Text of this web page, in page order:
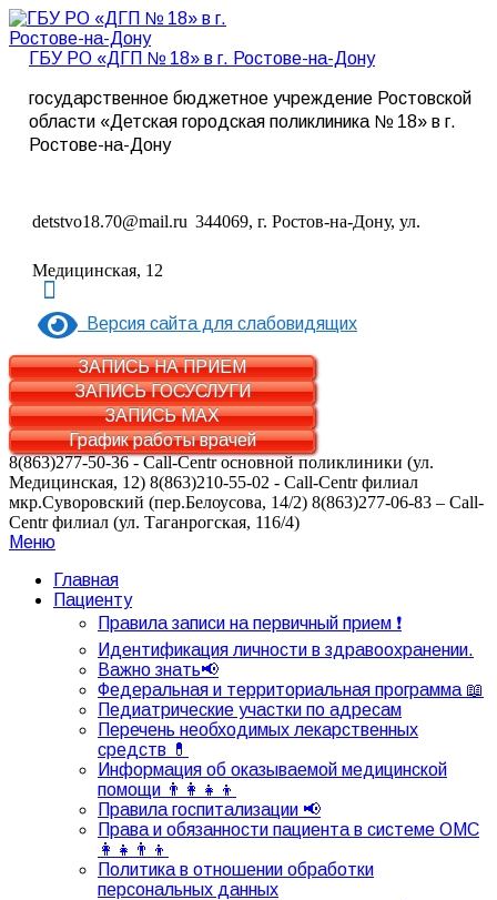
ГБУ РО «ДГП № 18» в г. Ростове-на-Дону
государственное бюджетное учреждение Ростовской
области «Детская городская поликлиника № 18» в г.
Ростове-на-Дону
detstvo18.70@mail.ru 344069, г. Ростов-на-Дону, ул.
Медицинская, 12
Версия сайта для слабовидящих
ЗАПИСЬ НА ПРИЕМ
ЗАПИСЬ ГОСУСЛУГИ
ЗАПИСЬ MAX
График работы врачей
8(863)277-50-36 - Call-Centr основной поликлиники (ул.
Медицинская, 12) 8(863)210-55-02 - Call-Centr филиал
мкр.Суворовский (пер.Белоусова, 14/2) 8(863)277-06-83 – Call-
Centr филиал (ул. Таганрогская, 116/4)
Меню
Главная
Пациенту
Правила записи на первичный прием ❗
Идентификация личности в здравоохранении.
Важно знать📢
Федеральная и территориальная программа 📖
Педиатрические участки по адресам
Перечень необходимых лекарственных
средств 💊
Информация об оказываемой медицинской
помощи 👨‍👩‍👧‍👦
Правила госпитализации 📢
Права и обязанности пациента в системе ОМС
👩‍👧👨‍👦
Политика в отношении обработки
персональных данных